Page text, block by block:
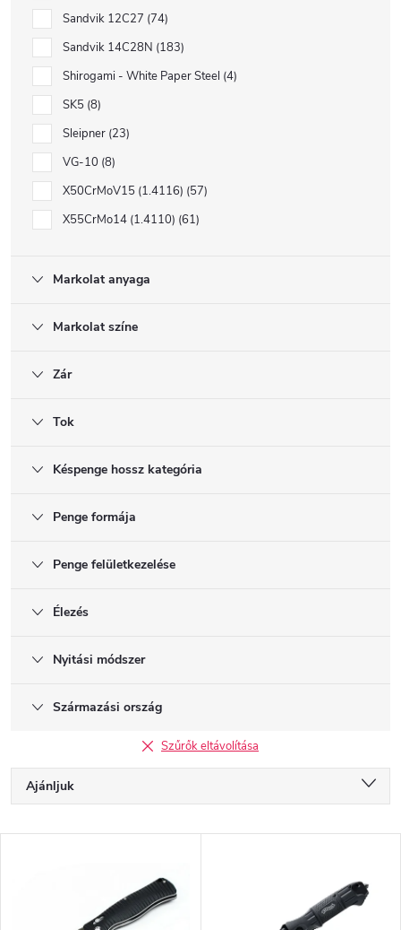
Sandvik 12C27 74
Sandvik 14C28N 183
Shirogami - White Paper Steel 4
SK5 8
Sleipner 23
VG-10 8
X50CrMoV15 (1.4116) 57
X55CrMo14 (1.4110) 61
Markolat anyaga
Markolat színe
Zár
Tok
Késpenge hossz kategória
Penge formája
Penge felületkezelése
Élezés
Nyitási módszer
Származási ország
Szűrők eltávolítása
m
Ajánljuk
Legnépszerűbb termékek